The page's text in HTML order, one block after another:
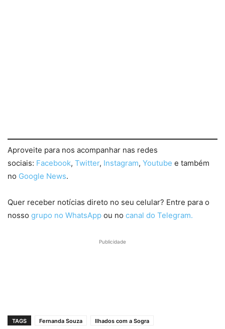
Aproveite para nos acompanhar nas redes
sociais: Facebook, Twitter, Instagram, Youtube e também
no Google News.
Quer receber notícias direto no seu celular? Entre para o
nosso grupo no WhatsApp ou no canal do Telegram.
Publicidade
TAGS Fernanda Souza Ilhados com a Sogra